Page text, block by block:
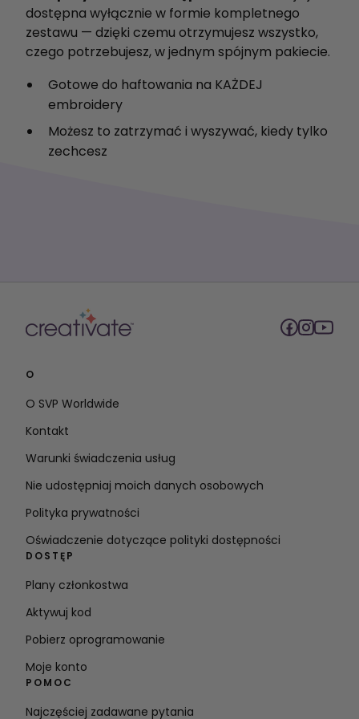
dostępna wyłącznie w formie kompletnego
zestawu — dzięki czemu otrzymujesz wszystko,
czego potrzebujesz, w jednym spójnym pakiecie.
Gotowe do haftowania na KAŻDEJ
embroidery
Możesz to zatrzymać i wyszywać, kiedy tylko
zechcesz
O
O SVP Worldwide
Kontakt
Warunki świadczenia usług
Nie udostępniaj moich danych osobowych
Polityka prywatności
Oświadczenie dotyczące polityki dostępności
DOSTĘP
Plany członkostwa
Aktywuj kod
Pobierz oprogramowanie
Moje konto
POMOC
Najczęściej zadawane pytania